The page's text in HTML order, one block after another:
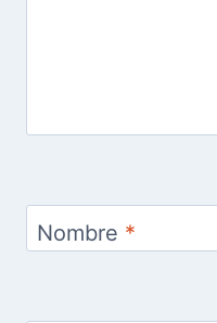
Nombre *